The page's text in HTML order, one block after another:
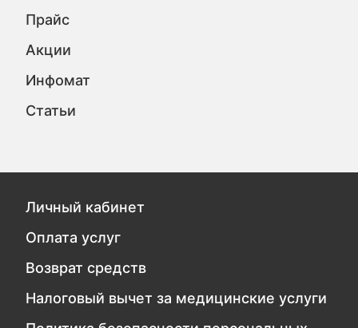
Прайс
Акции
Инфомат
Статьи
Личный кабинет
Оплата услуг
Возврат средств
Налоговый вычет за медицинские услуги